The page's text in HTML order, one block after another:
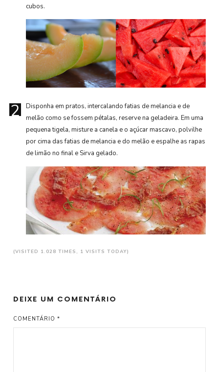
cubos.
2
Disponha em pratos, intercalando fatias de melancia e de
melão como se fossem pétalas, reserve na geladeira. Em uma
pequena tigela, misture a canela e o açúcar mascavo, polvilhe
por cima das fatias de melancia e do melão e espalhe as rapas
de limão no final e Sirva gelado.
(VISITED 1.028 TIMES, 1 VISITS TODAY)
DEIXE UM COMENTÁRIO
COMENTÁRIO *